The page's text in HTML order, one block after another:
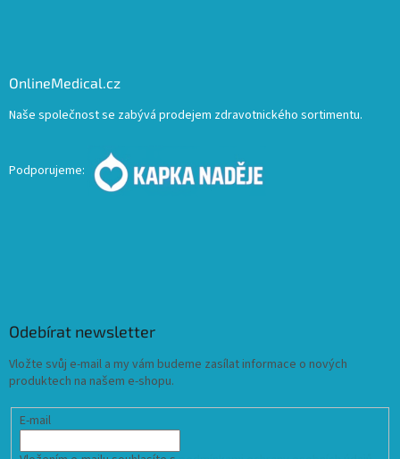
OnlineMedical.cz
Naše společnost se zabývá prodejem zdravotnického sortimentu.
Podporujeme:
Odebírat newsletter
Vložte svůj e-mail a my vám budeme zasílat informace o nových
produktech na našem e-shopu.
E-mail